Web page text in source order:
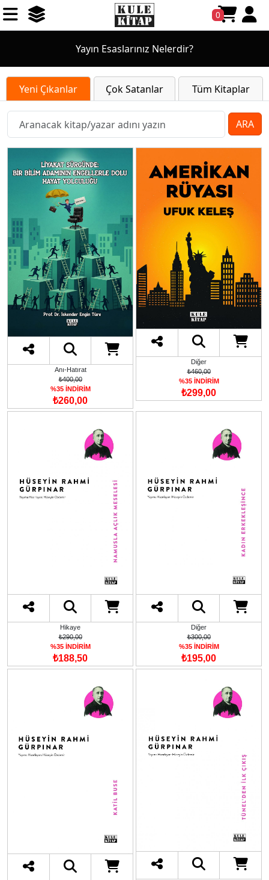
0
Yayın Esaslarınız Nelerdir?
Yeni Çıkanlar Çok Satanlar Tüm Kitaplar
ARA
Anı-Hatırat
₺400,00
%35 İNDİRİM
₺260,00
Diğer
₺460,00
%35 İNDİRİM
₺299,00
Hikaye
₺290,00
%35 İNDİRİM
₺188,50
Diğer
₺300,00
%35 İNDİRİM
₺195,00